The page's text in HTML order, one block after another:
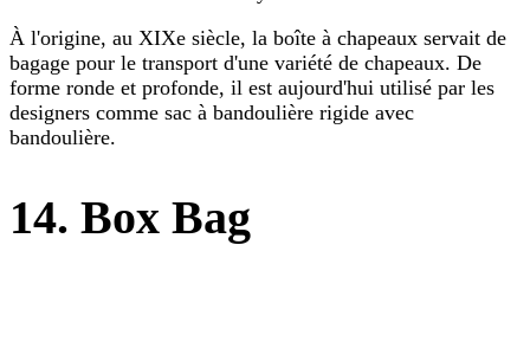
À l'origine, au XIXe siècle, la boîte à chapeaux servait de
bagage pour le transport d'une variété de chapeaux. De
forme ronde et profonde, il est aujourd'hui utilisé par les
designers comme sac à bandoulière rigide avec
bandoulière.
14. Box Bag